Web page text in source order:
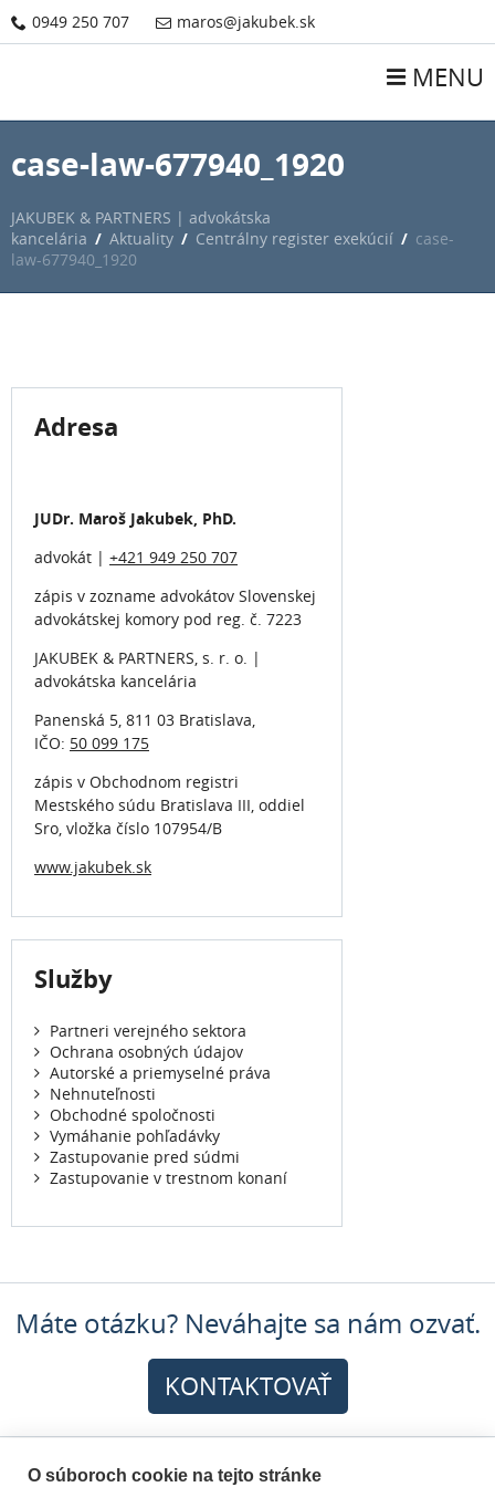
0949 250 707 maros@jakubek.sk
MENU
case-law-677940_1920
JAKUBEK & PARTNERS | advokátska
kancelária / Aktuality / Centrálny register exekúcií / case-
law-677940_1920
Adresa
JUDr. Maroš Jakubek, PhD.
advokát | +421 949 250 707
zápis v zozname advokátov Slovenskej
advokátskej komory pod reg. č. 7223
JAKUBEK & PARTNERS, s. r. o. |
advokátska kancelária
Panenská 5, 811 03 Bratislava,
IČO: 50 099 175
zápis v Obchodnom registri
Mestského súdu Bratislava III, oddiel
Sro, vložka číslo 107954/B
www.jakubek.sk
Služby
Partneri verejného sektora
Ochrana osobných údajov
Autorské a priemyselné práva
Nehnuteľnosti
Obchodné spoločnosti
Vymáhanie pohľadávky
Zastupovanie pred súdmi
Zastupovanie v trestnom konaní
Máte otázku? Neváhajte sa nám ozvať.
KONTAKTOVAŤ
O súboroch cookie na tejto stránke